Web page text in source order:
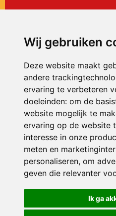
Wij gebruiken
Deze website maakt
andere
ervaring te verbeteren
doeleinden: om de
website mogelijk te
ervaring op de website
interesse in onze
meten en
personaliseren, om
geven die relevanter
Ik ga
© 2026 De Hoeksteen |
Privacy policy|Disclaimer|
Crealisatie